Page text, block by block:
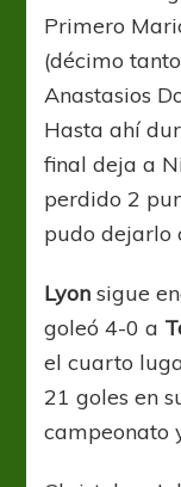
Primero
(décimo
Anastasios
Hasta ahí
final deja a
perdido 2
pudo dejarlo
Lyon sigue
goleó 4-0 a
el cuarto
21 goles en
campeonato